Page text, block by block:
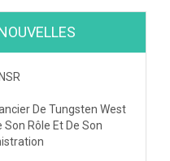
De Tungsten West
Rôle Et De Son